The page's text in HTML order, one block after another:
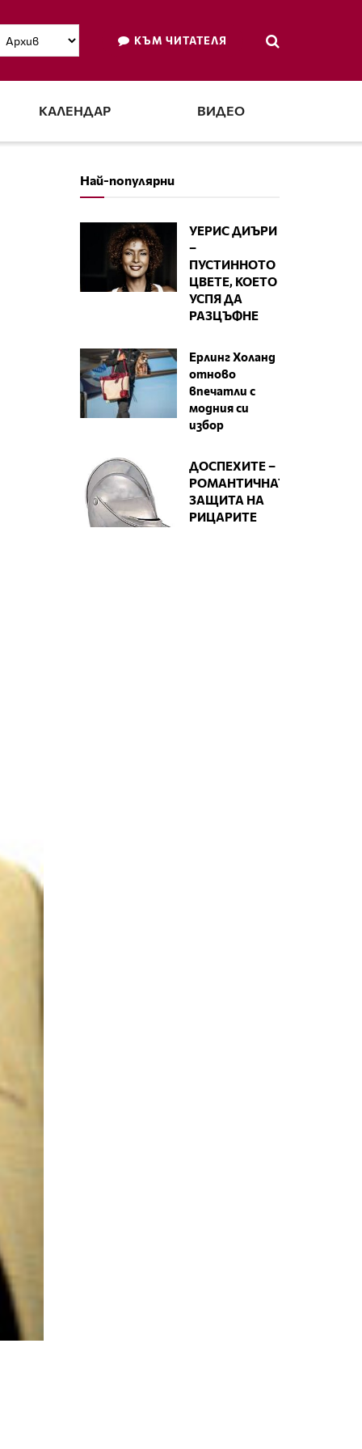
КЪМ ЧИТАТЕЛЯ
КАЛЕНДАР ВИДЕО
Най-популярни
УЕРИС ДИЪРИ
–
ПУСТИННОТО
ЦВЕТЕ, КОЕТО
УСПЯ ДА
РАЗЦЪФНЕ
Ерлинг Холанд
отново
впечатли с
модния си
избор
ДОСПЕХИТЕ –
РОМАНТИЧНАТА
ЗАЩИТА НА
РИЦАРИТЕ